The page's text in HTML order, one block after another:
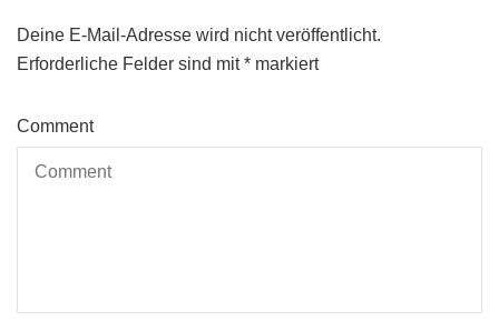
Deine E-Mail-Adresse wird nicht veröffentlicht.
Erforderliche Felder sind mit* markiert
Comment